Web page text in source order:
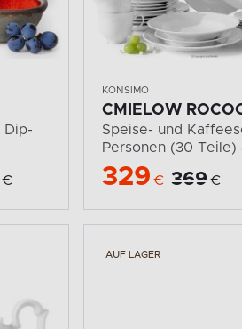
Dip-
€
KONSIMO
CMIELOW
Speise- und
Personen (30 Teile)
329 € 369 €
AUF LAGER